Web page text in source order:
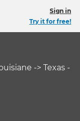
Sign in
Try it for free!
-> Texas -